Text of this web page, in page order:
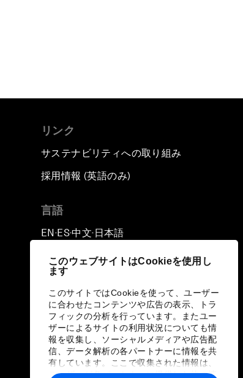
このウェブサイトはCookieを使用し
ます
このサイトではCookieを使って、ユーザー
に合わせたコンテンツや広告の表示、トラ
フィックの分析を行っています。またユー
ザーによるサイトの利用状況についても情
報を収集し、ソーシャルメディアや広告配
信、データ解析の各パートナーに情報を共
有しています。ここで収集された情報は、
ユーザーが各パートナーに提供した他の情
リンク
サステナビリティへの取り組み
採用情報 (英語のみ)
言語
EN ▪ ES▪中文▪ 日本語